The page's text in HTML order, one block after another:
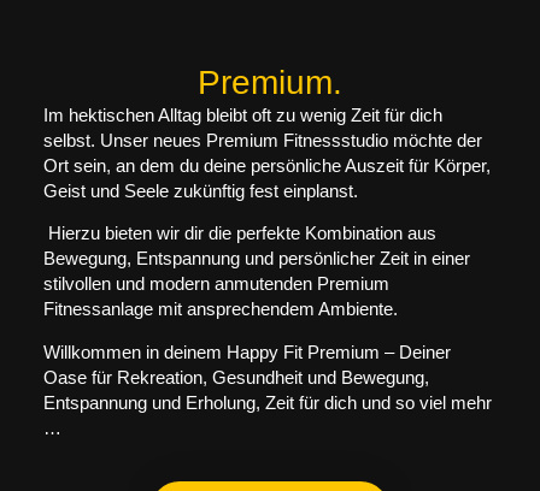
Premium.
Im hektischen Alltag bleibt oft zu wenig Zeit für dich
selbst. Unser neues Premium Fitnessstudio möchte der
Ort sein, an dem du deine persönliche Auszeit für Körper,
Geist und Seele zukünftig fest einplanst.
Hierzu bieten wir dir die perfekte Kombination aus
Bewegung, Entspannung und persönlicher Zeit in einer
stilvollen und modern anmutenden Premium
Fitnessanlage mit ansprechendem Ambiente.
Willkommen in deinem Happy Fit Premium – Deiner
Oase für Rekreation, Gesundheit und Bewegung,
Entspannung und Erholung, Zeit für dich und so viel mehr
…